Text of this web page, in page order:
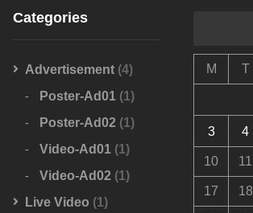
Categories
Advertisement (4)
Poster-Ad01 (1)
Poster-Ad02 (1)
Video-Ad01 (1)
Video-Ad02 (1)
Live Video (1)
M T
3 4
10 11
17 18